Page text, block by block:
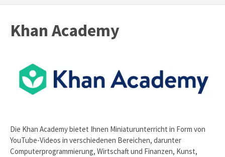
Khan Academy
Die Khan Academy bietet Ihnen Miniaturunterricht in Form von
YouTube-Videos in verschiedenen Bereichen, darunter
Computerprogrammierung, Wirtschaft und Finanzen, Kunst,